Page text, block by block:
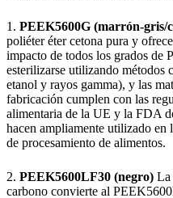
1. PEEK5600G (marrón-gris/
poliéter éter cetona pura y
impacto de todos los grados
esterilizarse utilizando métodos
etanol y rayos gamma), y las
fabricación cumplen con las
alimentaria de la UE y la FDA
hacen ampliamente utilizado en
de procesamiento de alimentos.
2. PEEK5600LF30 (negro) La
carbono convierte al